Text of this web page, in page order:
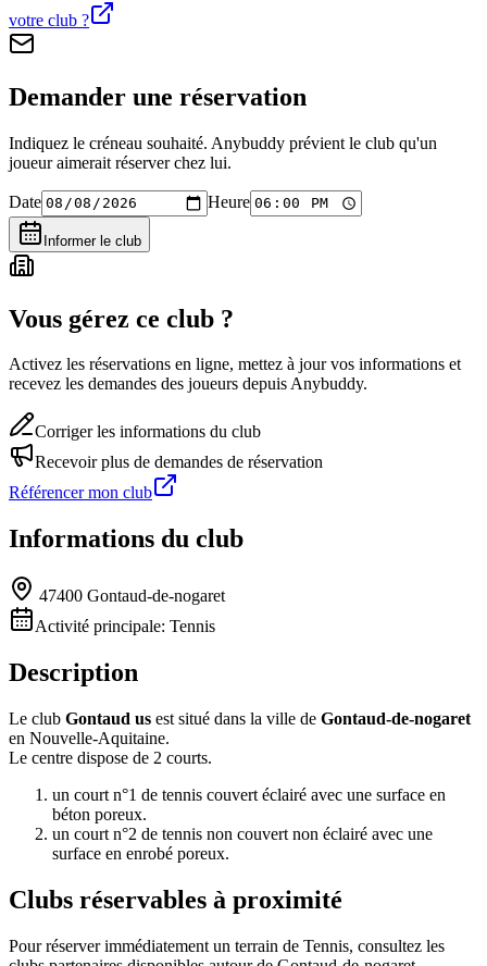
votre club ?
Demander une réservation
Indiquez le créneau souhaité. Anybuddy prévient le club qu'un
joueur aimerait réserver chez lui.
Date Heure
Informer le club
Vous gérez ce club ?
Activez les réservations en ligne, mettez à jour vos informations et
recevez les demandes des joueurs depuis Anybuddy.
Corriger les informations du club
Recevoir plus de demandes de réservation
Référencer mon club
Informations du club
47400 Gontaud-de-nogaret
Activité principale: Tennis
Description
Le club Gontaud us est situé dans la ville de Gontaud-de-nogaret
en Nouvelle-Aquitaine.
Le centre dispose de 2 courts.
un court n°1 de tennis couvert éclairé avec une surface en
béton poreux.
un court n°2 de tennis non couvert non éclairé avec une
surface en enrobé poreux.
Clubs réservables à proximité
Pour réserver immédiatement un terrain de Tennis, consultez les